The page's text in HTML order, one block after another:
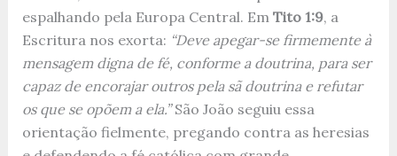
espalhando pela Europa Central. Em Tito 1:9, a
Escritura nos exorta: “Deve apegar-se firmemente à
mensagem digna de fé, conforme a doutrina, para ser
capaz de encorajar outros pela sã doutrina e refutar
os que se opõem a ela.”São João seguiu essa
orientação fielmente, pregando contra as heresias